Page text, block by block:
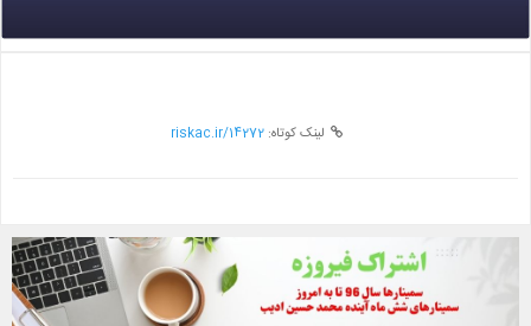
لینک کوتاه: riskac.ir/14272